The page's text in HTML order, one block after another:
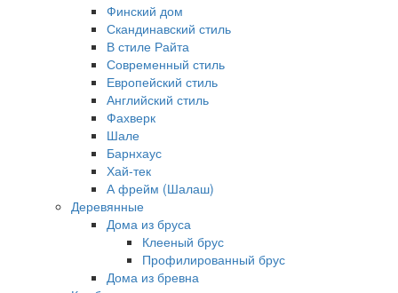
Финский дом
Скандинавский стиль
В стиле Райта
Современный стиль
Европейский стиль
Английский стиль
Фахверк
Шале
Барнхаус
Хай-тек
А фрейм (Шалаш)
Деревянные
Дома из бруса
Клееный брус
Профилированный брус
Дома из бревна